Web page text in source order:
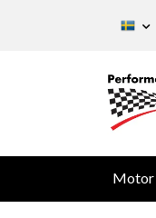
Motor